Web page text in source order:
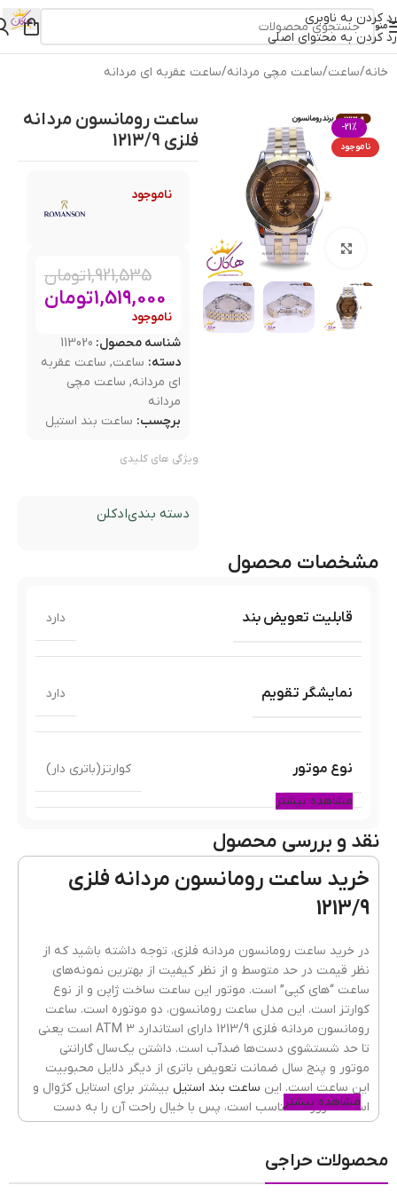
رد کردن به ناوبری
رد کردن به محتوای اصلی
منو
خانه/ساعت/ساعت مچی مردانه/ساعت عقربه ای مردانه
-21%
ناموجود
بزرگنمایی تصویر
ساعت رومانسون مردانه
فلزی 1213/9
ناموجود
1,921,535تومان
1,519,000تومان
ناموجود
شناسه محصول: 113020
دسته: ساعت, ساعت عقربه
ای مردانه, ساعت مچی
مردانه
برچسب: ساعت بند استیل
ویژگی های کلیدی
دسته بندیادکلن
مشخصات محصول
قابلیت تعویض بند دارد
نمایشگر تقویم دارد
نوع موتور کوارتز(باتری دار)
رنگ قاب
جنس قاب
رنگ بند نقره ای طلایی
جنسیت ساعت مردانه
مشاهده بیشتر
نقد و بررسی محصول
خرید ساعت رومانسون مردانه فلزی
1213/9
در خرید ساعت رومانسون مردانه فلزی، توجه داشته باشید که از
نظر قیمت در حد متوسط و از نظر کیفیت از بهترین نمونه‌های
ساعت “های کپی” است. موتور این ساعت ساخت ژاپن و از نوع
کوارتز است. این مدل ساعت رومانسون، دو موتوره است. ساعت
رومانسون مردانه فلزی 1213/9 دارای استاندارد 3 ATM است یعنی
تا حد شستشوی دست‌ها ضدآب است. داشتن یک‌سال گارانتی
موتور و پنج سال ضمانت تعویض باتری از دیگر دلایل محبوبیت
این ساعت است. این ساعت بند استیل بیشتر برای استایل کژوال و
استفاده روزانه مناسب است، پس با خیال راحت آن را به دست
بیندازید و به مهمانی، خرید یا دانشگاه بروید.
مشاهده بیشتر
محصولات حراجی